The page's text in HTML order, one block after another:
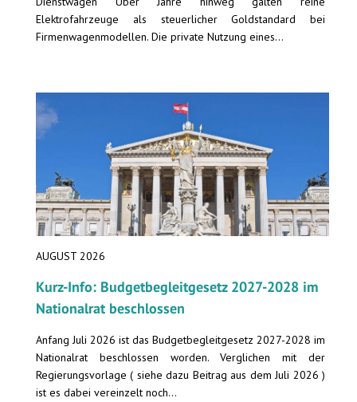
Elektrofahrzeuge als steuerlicher Goldstandard bei
Firmenwagenmodellen. Die private Nutzung eines...
AUGUST 2026
Kurz-Info: Budgetbegleitgesetz 2027-2028 im
Nationalrat beschlossen
Anfang Juli 2026 ist das Budgetbegleitgesetz 2027-2028 im
Nationalrat beschlossen worden. Verglichen mit der
Regierungsvorlage ( siehe dazu Beitrag aus dem Juli 2026 )
ist es dabei vereinzelt noch...